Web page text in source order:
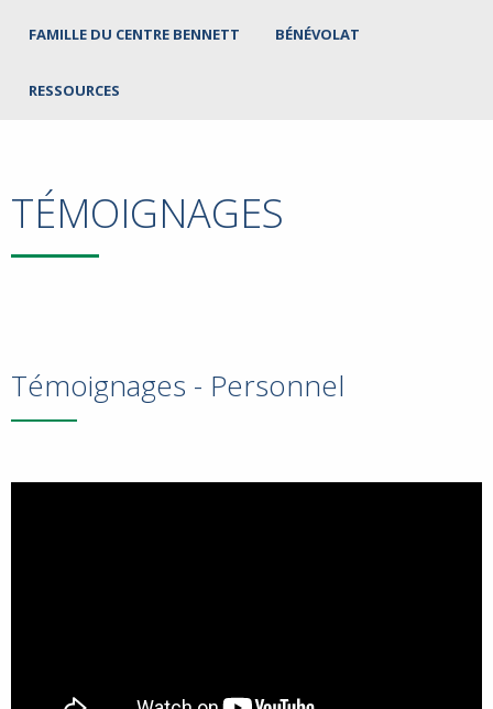
FAMILLE DU CENTRE BENNETT BÉNÉVOLAT
RESSOURCES
TÉMOIGNAGES
Témoignages - Personnel